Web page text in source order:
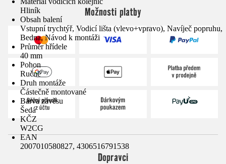
Hliník
Obsah balení
Vstupní trychtýř, Vodicí lišta (vlevo+vpravo), Navíječ popruhu,
Bedna, Návod k montáži
Průměr hřídele
40 mm
Pohon
Ručně
Druh montáže
Částečně montované
Barva závěsu
Šedá
KČZ
W2CG
EAN
2007010580827, 4306516791538
Možnosti platby
Dopravci